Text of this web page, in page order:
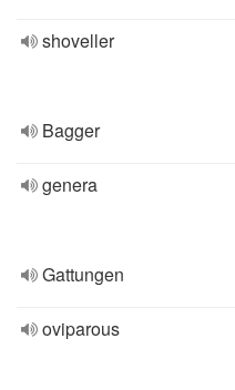
shoveller
Bagger
genera
Gattungen
oviparous